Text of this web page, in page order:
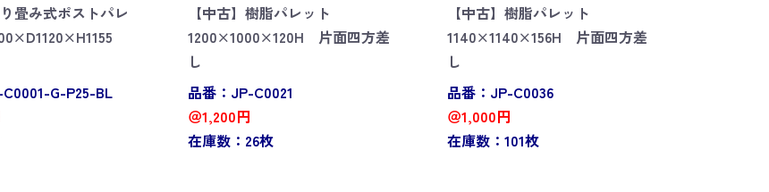
り畳み式ポストパレ
G-P25-BL
【中古】樹脂パレット
1200×1000×120H 片面四方差
し
品番：JP-C0021
＠1,200円
在庫数：26枚
【中古】樹脂パレット
1140×1140×156H 片面四方差
し
品番：JP-C0036
＠1,000円
在庫数：101枚